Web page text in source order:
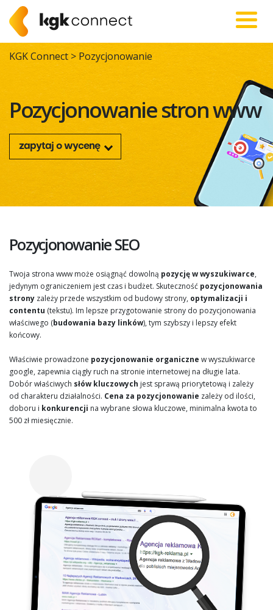
KGK Connect > Pozycjonowanie
Pozycjonowanie stron www
zapytaj o wycenę
Pozycjonowanie SEO
Twoja strona www może osiągnąć dowolną pozycję w wyszukiwarce,
jedynym ograniczeniem jest czas i budżet. Skuteczność pozycjonowania
strony zależy przede wszystkim od budowy strony, optymalizacji i
contentu (tekstu). Im lepsze przygotowanie strony do pozycjonowania
właściwego (budowania bazy linków), tym szybszy i lepszy efekt
końcowy.
Właściwie prowadzone pozycjonowanie organiczne w wyszukiwarce
google, zapewnia ciągły ruch na stronie internetowej na długie lata.
Dobór właściwych słów kluczowych jest sprawą priorytetową i zależy
od charakteru działalności. Cena za pozycjonowanie zależy od ilości,
doboru i konkurencji na wybrane słowa kluczowe, minimalna kwota to
500 zł miesięcznie.